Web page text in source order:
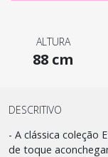
ALTURA
88 cm
DESCRITIVO
- A clássica coleção
de toque